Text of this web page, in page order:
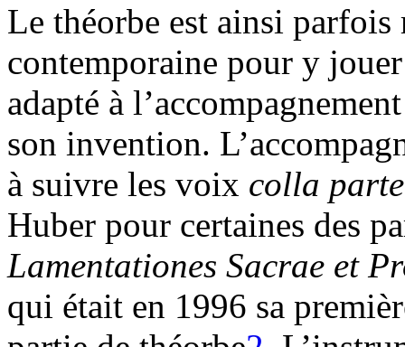
Le théorbe est ainsi
contemporaine pour y
adapté à
son invention.
à suivre les voix colla
Huber pour certaines des
Lamentationes Sacrae et
qui était en 1996 sa